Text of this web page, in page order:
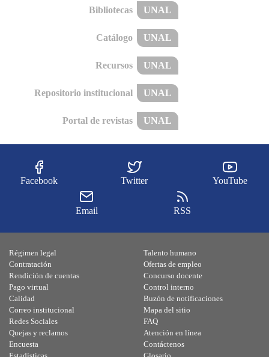
Bibliotecas UNAL
Catálogo UNAL
Recursos UNAL
Repositorio institucional UNAL
Portal de revistas UNAL
Facebook Twitter YouTube
Email RSS
Régimen legal
Contratación
Rendición de cuentas
Pago virtual
Calidad
Talento humano
Ofertas de empleo
Concurso docente
Control interno
Buzón de notificaciones
Correo institucional
Redes Sociales
Quejas y reclamos
Encuesta
Mapa del sitio
FAQ
Atención en línea
Contáctenos